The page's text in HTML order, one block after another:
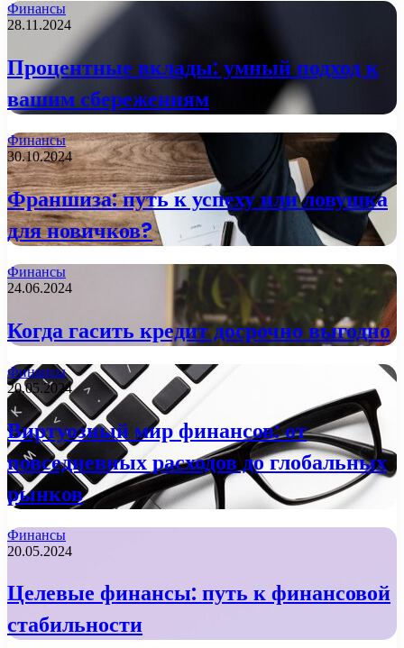
Финансы
28.11.2024
Процентные вклады: умный подход к
вашим сбережениям
Финансы
30.10.2024
Франшиза: путь к успеху или ловушка
для новичков?
Финансы
24.06.2024
Когда гасить кредит досрочно выгодно
Финансы
20.05.2024
Виртуозный мир финансов: от
повседневных расходов до глобальных
рынков
Финансы
20.05.2024
Целевые финансы: путь к финансовой
стабильности